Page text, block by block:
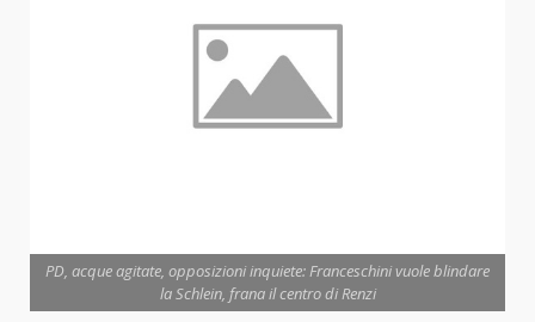
PD, acque agitate, opposizioni inquiete: Franceschini vuole blindare
la Schlein, frana il centro di Renzi